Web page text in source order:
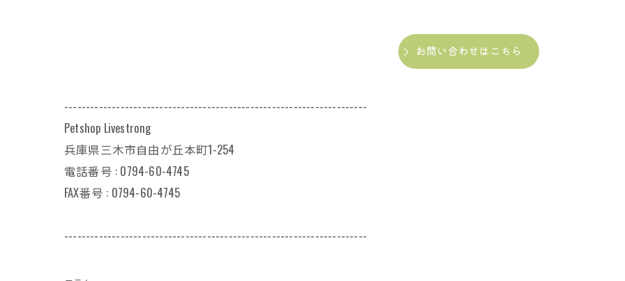
お問い合わせはこちら
----------------------------------------------------------------------
Petshop Livestrong
兵庫県三木市自由が丘本町1-254
電話番号 : 0794-60-4745
FAX番号 : 0794-60-4745
----------------------------------------------------------------------